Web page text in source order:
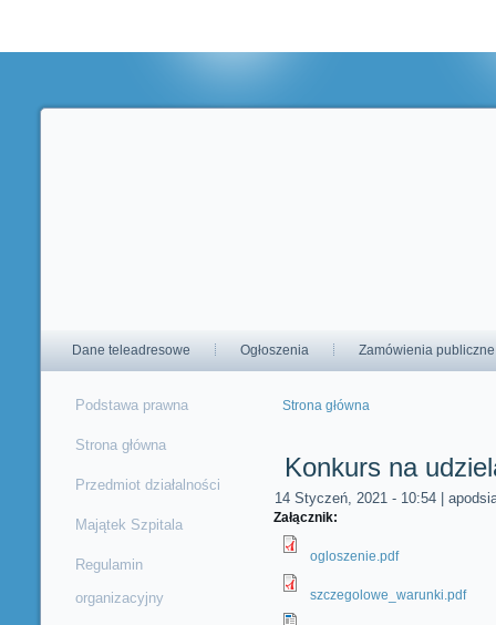
Dane teleadresowe Ogłoszenia Zamówienia publiczne
Podstawa prawna
Strona główna
Przedmiot działalności
Majątek Szpitala
Regulamin
organizacyjny
Strona główna
Konkurs na
14 Styczeń, 2021 - 10:54
Załącznik:
ogloszenie.pdf
szczegolowe_warunki.pdf